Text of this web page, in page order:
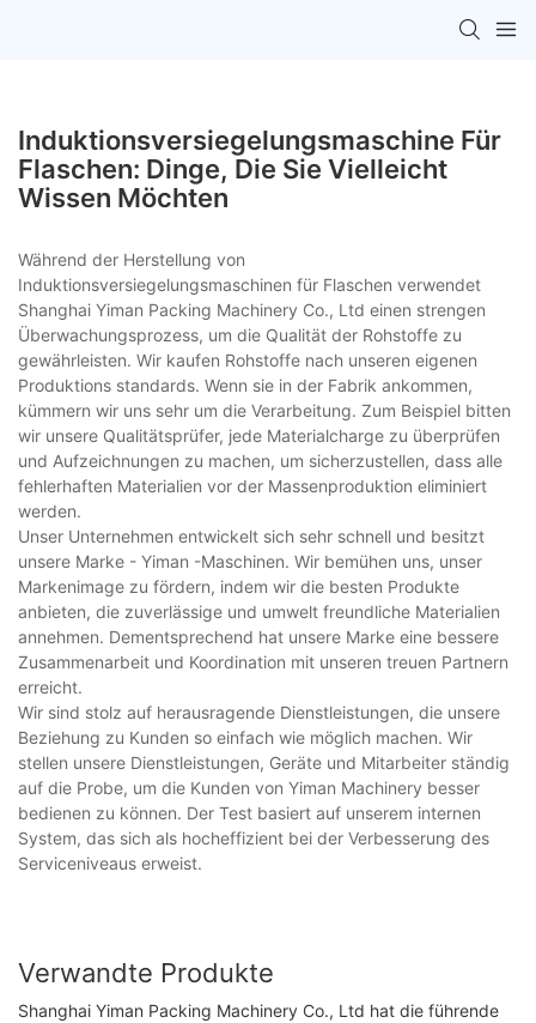
Induktionsversiegelungsmaschine Für
Flaschen: Dinge, Die Sie Vielleicht
Wissen Möchten
Während der Herstellung von
Induktionsversiegelungsmaschinen für Flaschen verwendet
Shanghai Yiman Packing Machinery Co., Ltd einen strengen
Überwachungsprozess, um die Qualität der Rohstoffe zu
gewährleisten. Wir kaufen Rohstoffe nach unseren eigenen
Produktions standards. Wenn sie in der Fabrik ankommen,
kümmern wir uns sehr um die Verarbeitung. Zum Beispiel bitten
wir unsere Qualitätsprüfer, jede Materialcharge zu überprüfen
und Aufzeichnungen zu machen, um sicherzustellen, dass alle
fehlerhaften Materialien vor der Massenproduktion eliminiert
werden.
Unser Unternehmen entwickelt sich sehr schnell und besitzt
unsere Marke - Yiman -Maschinen. Wir bemühen uns, unser
Markenimage zu fördern, indem wir die besten Produkte
anbieten, die zuverlässige und umwelt freundliche Materialien
annehmen. Dementsprechend hat unsere Marke eine bessere
Zusammenarbeit und Koordination mit unseren treuen Partnern
erreicht.
Wir sind stolz auf herausragende Dienstleistungen, die unsere
Beziehung zu Kunden so einfach wie möglich machen. Wir
stellen unsere Dienstleistungen, Geräte und Mitarbeiter ständig
auf die Probe, um die Kunden von Yiman Machinery besser
bedienen zu können. Der Test basiert auf unserem internen
System, das sich als hocheffizient bei der Verbesserung des
Serviceniveaus erweist.
Verwandte Produkte
Shanghai Yiman Packing Machinery Co., Ltd hat die führende